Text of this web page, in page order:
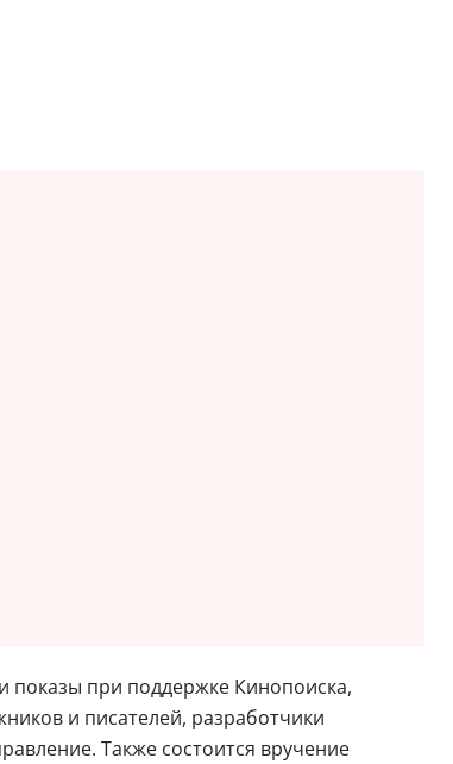
показы при поддержке Кинопоиска,
и писателей, разработчики
Также состоится вручение